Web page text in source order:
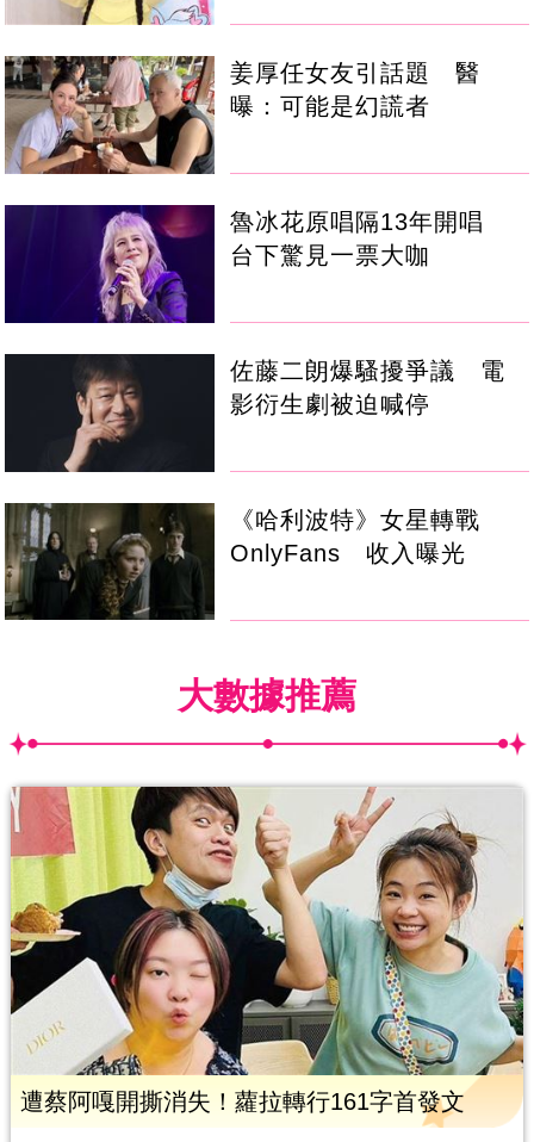
姜厚任女友引話題 醫
曝：可能是幻謊者
魯冰花原唱隔13年開唱
台下驚見一票大咖
佐藤二朗爆騷擾爭議 電
影衍生劇被迫喊停
《哈利波特》女星轉戰
OnlyFans 收入曝光
大數據推薦
遭蔡阿嘎開撕消失！蘿拉轉行161字首發文